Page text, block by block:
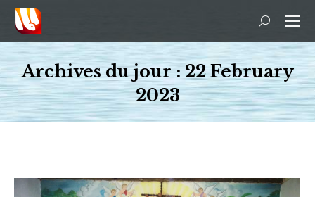
Recherche
:
Archives du jour : 22 February
2023
Vous êtes ici :